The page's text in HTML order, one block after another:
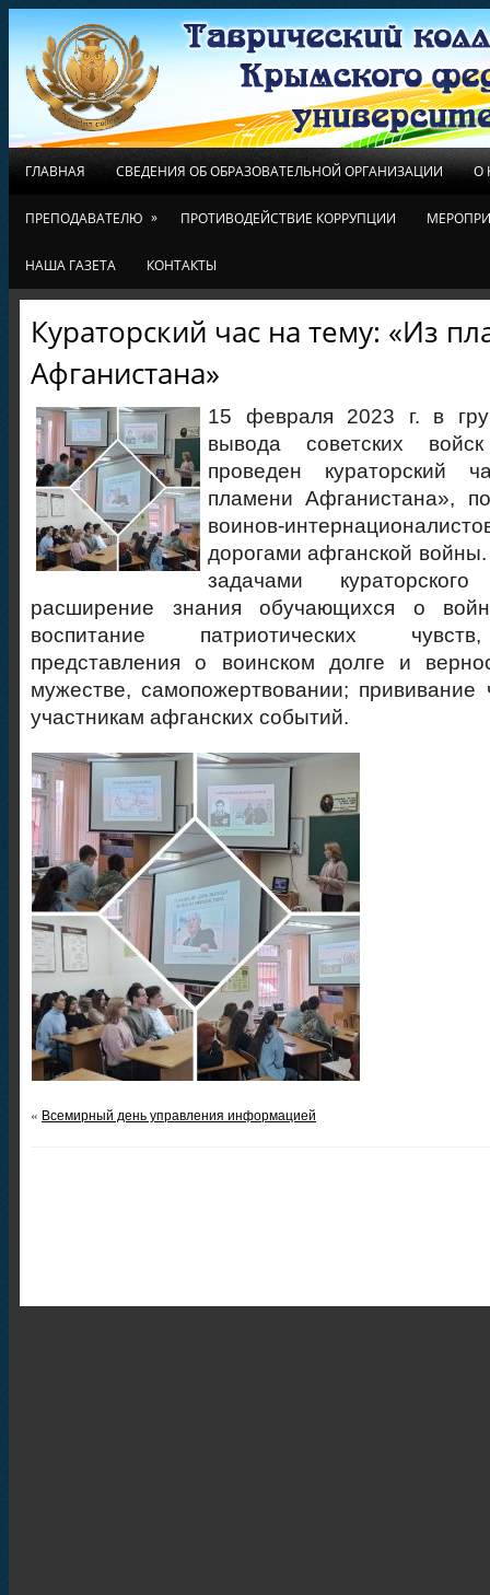
ГЛАВНАЯ СВЕДЕНИЯ ОБ ОБРАЗОВАТЕЛЬНОЙ ОРГАНИЗАЦИИ О
ПРЕПОДАВАТЕЛЮ » ПРОТИВОДЕЙСТВИЕ КОРРУПЦИИ
НАША ГАЗЕТА КОНТАКТЫ
Кураторский час на тему: «Из
Афганистана»
15 февраля 2023 г. в
вывода советских
проведен
пламени Афганистана»,
воинов-
дорогами афганской
задачами
расширение знания обучающихся о
воспитание патриотических
представления о воинском долге и
мужестве, самопожертвовании; прививание
участникам афганских событий.
« Всемирный день управления информацией